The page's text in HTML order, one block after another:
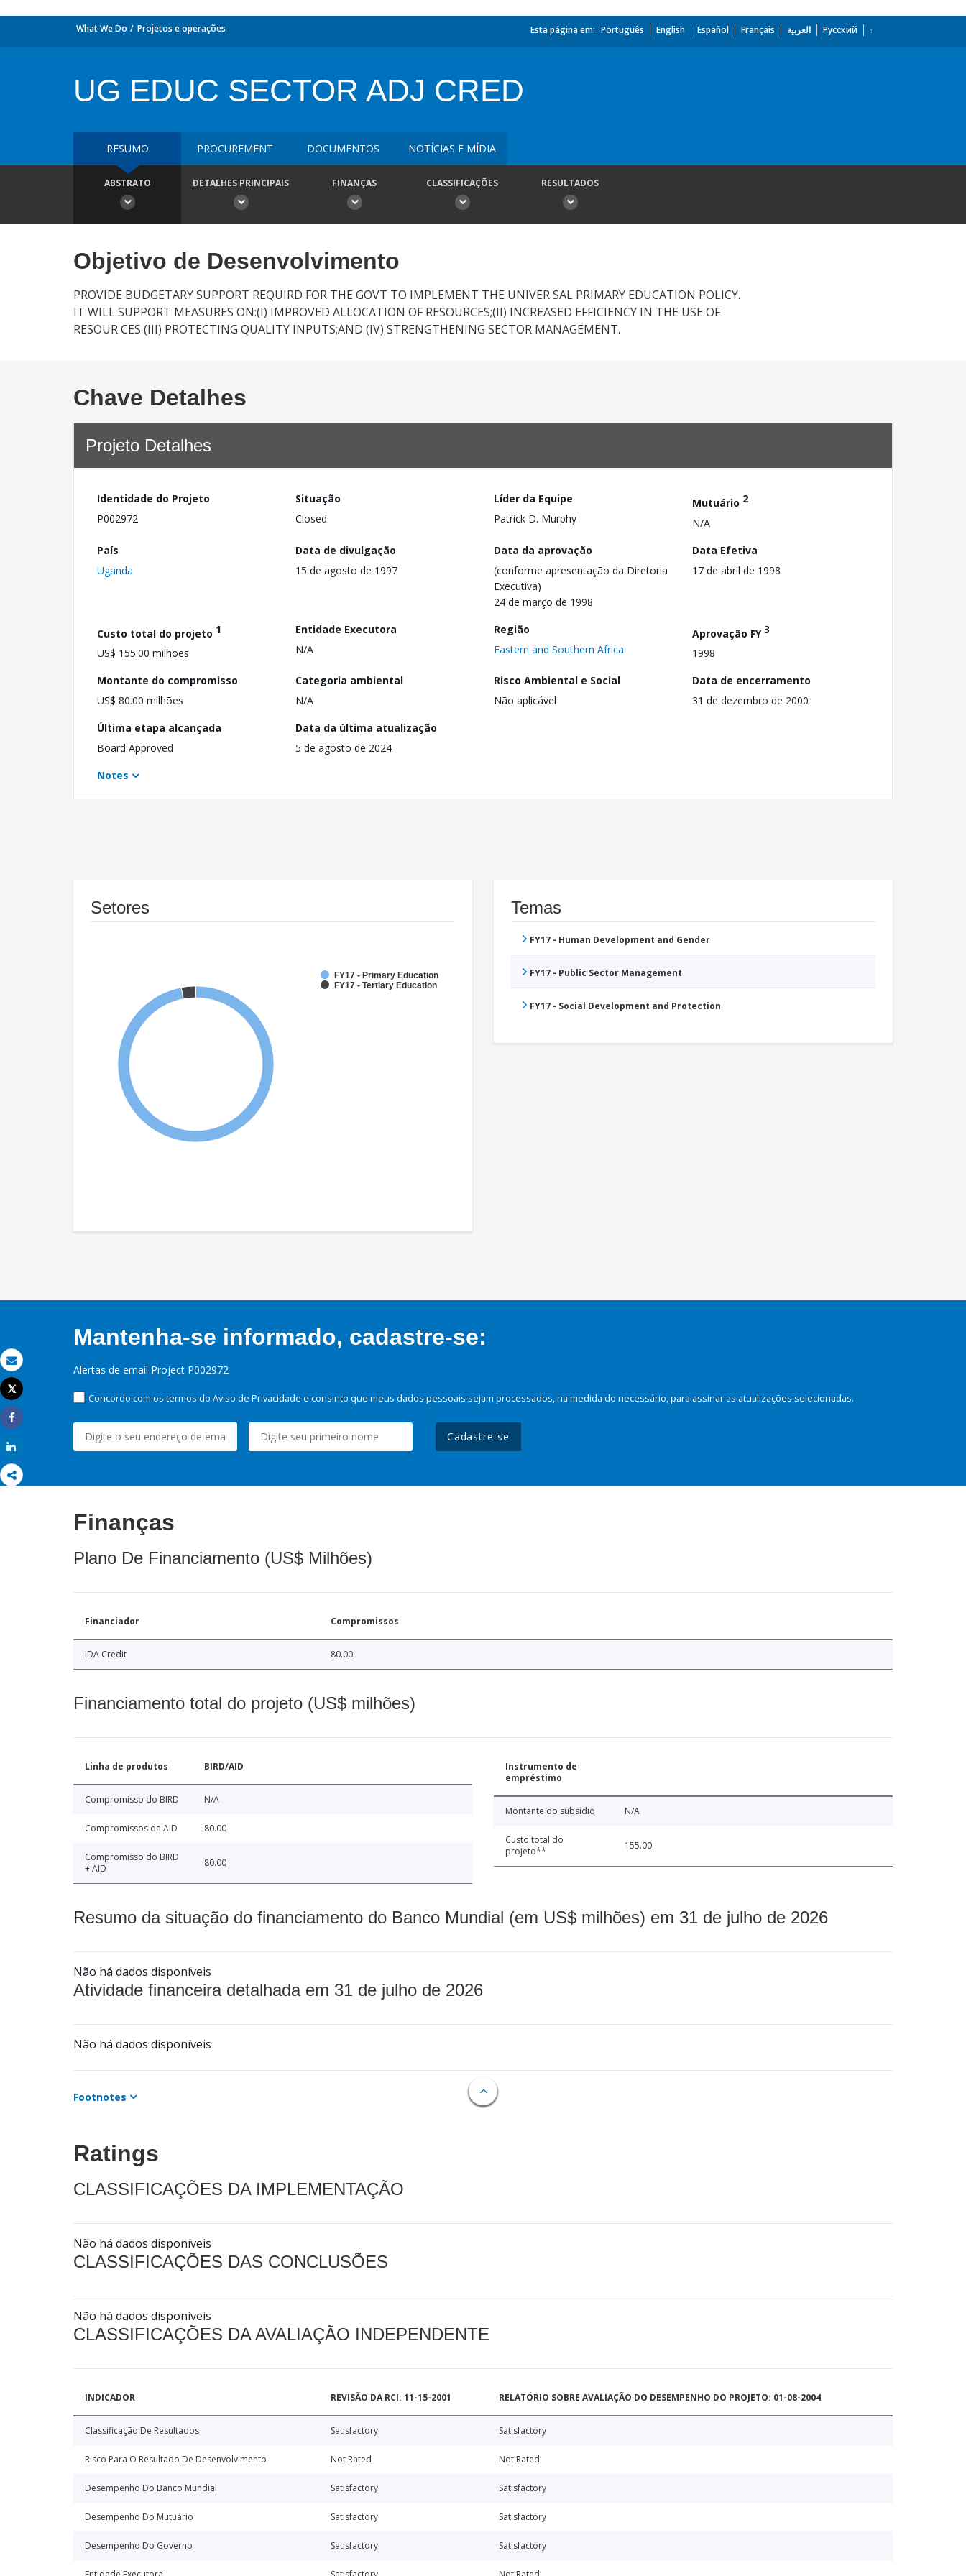
Email
Imprimir
Tweet
Share
What We Do Projetos e operações Esta página em: Português English Español Français العربية Русский
UG EDUC SECTOR ADJ CRED
RESUMO PROCUREMENT DOCUMENTOS NOTÍCIAS E MÍDIA
ABSTRATO DETALHES PRINCIPAIS FINANÇAS CLASSIFICAÇÕES RESULTADOS
Objetivo de Desenvolvimento
PROVIDE BUDGETARY SUPPORT REQUIRD FOR THE GOVT TO IMPLEMENT THE UNIVER SAL PRIMARY EDUCATION POLICY.
IT WILL SUPPORT MEASURES ON:(I) IMPROVED ALLOCATION OF RESOURCES;(II) INCREASED EFFICIENCY IN THE USE OF
RESOUR CES (III) PROTECTING QUALITY INPUTS;AND (IV) STRENGTHENING SECTOR MANAGEMENT.
Chave Detalhes
Projeto Detalhes
Identidade do Projeto
P002972
Situação
Closed
Líder da Equipe
Patrick D. Murphy
Mutuário 2
N/A
País
Uganda
Data de divulgação
15 de agosto de 1997
Data da aprovação
(conforme apresentação da Diretoria
Executiva)
24 de março de 1998
Data Efetiva
17 de abril de 1998
Custo total do projeto 1
US$ 155.00 milhões
Entidade Executora
N/A
Região
Eastern and Southern Africa
Aprovação FY3
1998
Montante do compromisso
US$ 80.00 milhões
Categoria ambiental
N/A
Risco Ambiental e Social
Não aplicável
Data de encerramento
31 de dezembro de 2000
Última etapa alcançada
Board Approved
Data da última atualização
5 de agosto de 2024
Notes
Setores
FY17 - Primary Education
FY17 - Tertiary Education
Temas
FY17 - Human Development and Gender
FY17 - Public Sector Management
FY17 - Social Development and Protection
Mantenha-se informado, cadastre-se:
Alertas de email Project P002972
Concordo com os termos do Aviso de Privacidade e consinto que meus dados pessoais sejam processados, na medida do necessário, para assinar as atualizações selecionadas.
Cadastre-se
Finanças
Plano De Financiamento (US$ Milhões)
Financiador Compromissos
IDA Credit 80.00
Financiamento total do projeto (US$ milhões)
Linha de produtos BIRD/AID
Compromisso do BIRD N/A
Compromissos da AID 80.00
Compromisso do BIRD
+ AID
80.00
Instrumento de
empréstimo
Montante do subsídio N/A
Custo total do
projeto**
155.00
Resumo da situação do financiamento do Banco Mundial (em US$ milhões) em 31 de julho de 2026
Não há dados disponíveis
Atividade financeira detalhada em 31 de julho de 2026
Não há dados disponíveis
Footnotes
Ratings
CLASSIFICAÇÕES DA IMPLEMENTAÇÃO
Não há dados disponíveis
CLASSIFICAÇÕES DAS CONCLUSÕES
Não há dados disponíveis
CLASSIFICAÇÕES DA AVALIAÇÃO INDEPENDENTE
INDICADOR REVISÃO DA RCI: 11-15-2001 RELATÓRIO SOBRE AVALIAÇÃO DO DESEMPENHO DO PROJETO: 01-08-2004
Classificação De Resultados Satisfactory Satisfactory
Risco Para O Resultado De Desenvolvimento Not Rated Not Rated
Desempenho Do Banco Mundial Satisfactory Satisfactory
Desempenho Do Mutuário Satisfactory Satisfactory
Desempenho Do Governo Satisfactory Satisfactory